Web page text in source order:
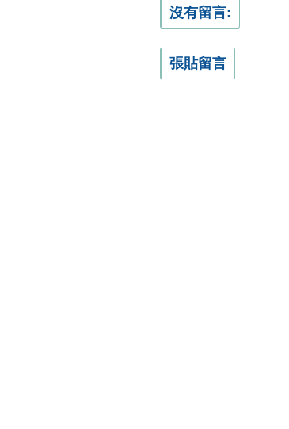
沒有留言:
張貼留言